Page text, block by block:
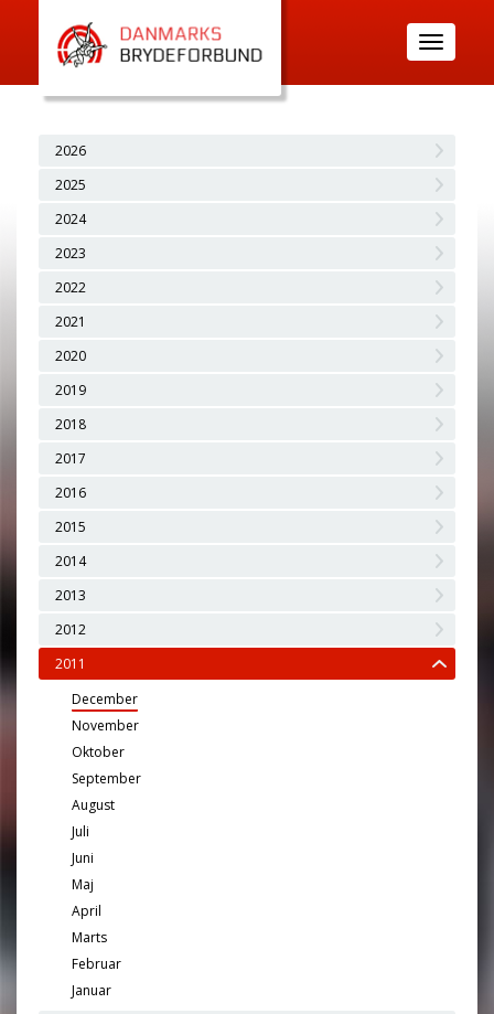
Toggle
navigation
2026
2025
2024
2023
2022
2021
2020
2019
2018
2017
2016
2015
2014
2013
2012
2011
December
November
Oktober
September
August
Juli
Juni
Maj
April
Marts
Februar
Januar